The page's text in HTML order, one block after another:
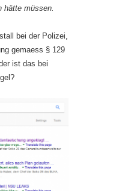
hätte müssen.
bei der Polizei,
gemaess § 129
ist das bei